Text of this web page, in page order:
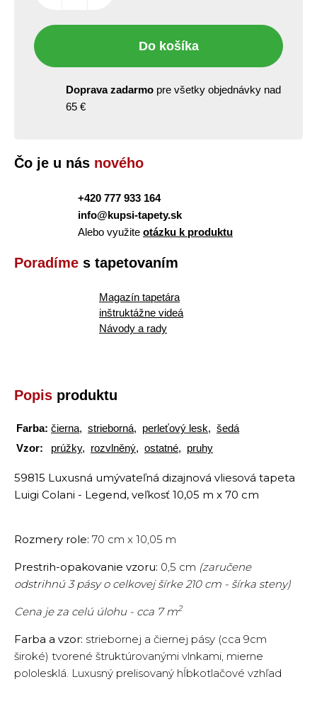
Do košíka
Doprava zadarmo pre všetky objednávky nad
65 €
Čo je u nás nového
+420 777 933 164
info@kupsi-tapety.sk
Alebo využite otázku k produktu
Poradíme s tapetovaním
Magazín tapetára
inštruktážne videá
Návody a rady
Popis produktu
Farba: čierna, strieborná, perleťový lesk, šedá
Vzor:
prúžky, rozvlněný, ostatné, pruhy
59815 Luxusná umývateľná dizajnová vliesová tapeta
Luigi Colani - Legend, veľkosť 10,05 m x 70 cm
Rozmery role: 70 cm x 10,05 m
Prestrih-opakovanie vzoru: 0,5 cm (zaručene
odstrihnú 3 pásy o celkovej šírke 210 cm - šírka steny)
Cena je za celú úlohu - cca 7 m2
Farba a vzor: striebornej a čiernej pásy (cca 9cm
široké) tvorené štruktúrovanými vlnkami, mierne
pololesklá. Luxusný prelisovaný hĺbkotlačové vzhľad